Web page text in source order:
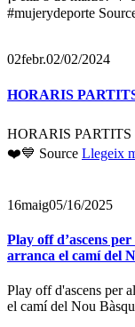
#mujerydeporte
02febr.02/02/2024
HORARIS
HORARIS PARTITS
❤️💙 Source Llegeix
16maig05/16/2025
Play off d’ascens
arranca el camí del
Play off d'ascens per
el camí del Nou